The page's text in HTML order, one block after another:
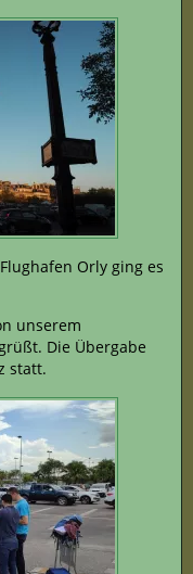
Orly ging es
unserem
Die Übergabe
statt.